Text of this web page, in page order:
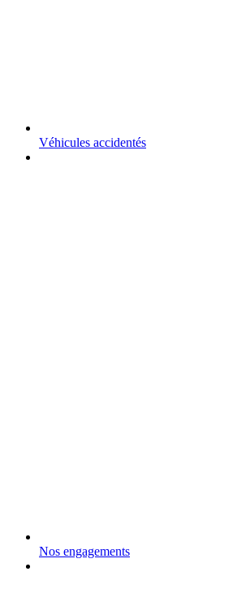
Véhicules accidentés
Nos engagements